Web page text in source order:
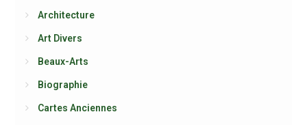
Architecture
Art Divers
Beaux-Arts
Biographie
Cartes Anciennes